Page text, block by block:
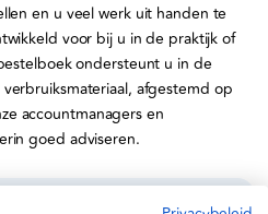
en u veel werk uit handen te
voor bij u in de praktijk of
ondersteunt u in de
afgestemd op
accountmanagers en
goed adviseren.